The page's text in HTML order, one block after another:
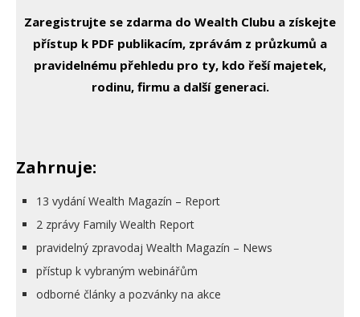
Zaregistrujte se zdarma do Wealth Clubu a získejte
přístup k PDF publikacím, zprávám z průzkumů a
pravidelnému přehledu pro ty, kdo řeší majetek,
rodinu, firmu a další generaci.
Zahrnuje:
13 vydání Wealth Magazín – Report
2 zprávy Family Wealth Report
pravidelný zpravodaj Wealth Magazín – News
přístup k vybraným webinářům
odborné články a pozvánky na akce